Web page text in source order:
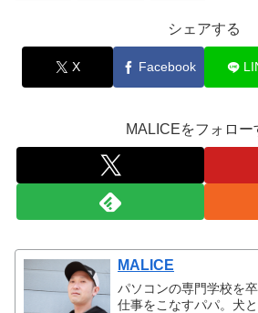
シェアする
X Facebook
MALICEをフォロー
MALICE
パソコンの専門学校を
仕事をこなすパパ。犬と